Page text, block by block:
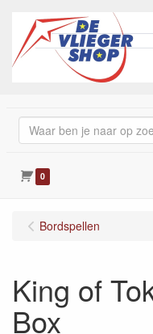
0
Bordspellen
King of
Box